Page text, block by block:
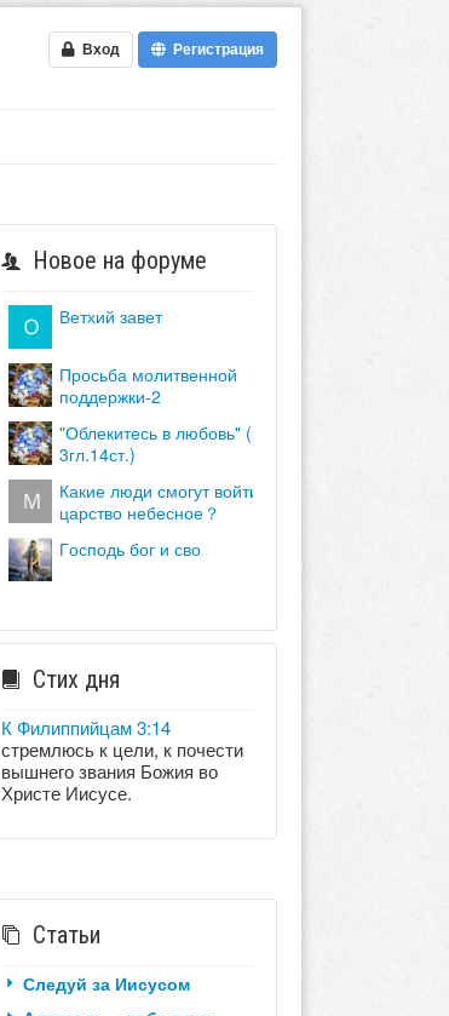
Вход Регистрация
Новое на форуме
ветхий завет
просьба молитвенной
поддержки-2
"облекитесь в любовь" (кол.
3гл.14ст.)
какие люди смогут войти в
царство небесное？
господь бог и сво
Стих дня
К Филиппийцам 3:14
стремлюсь к цели, к почести
вышнего звания Божия во
Христе Иисусе.
Статьи
Следуй за Иисусом